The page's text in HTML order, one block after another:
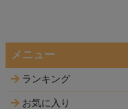
メニュー
ランキング
お気に入り